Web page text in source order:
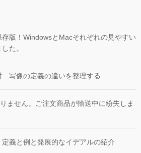
版！WindowsとMacそれぞれの見やすい
た。
写像の定義の違いを整理する
ません。ご注文商品が輸送中に紛失しま
義と例と発展的なイデアルの紹介